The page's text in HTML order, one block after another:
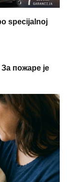
specijalnoj
пожаре је